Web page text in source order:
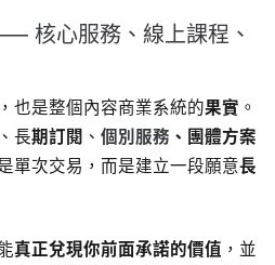
核心服務、線上課程、
也是整個內容商業系統的果實 。
、長期訂閱 、 個別服務 、團體方案
單次交易，而是建立一段願意長
真正兌現你前面承諾的價值 ，並